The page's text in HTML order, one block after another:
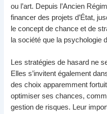
ou l’art. Depuis l’Ancien
financer des projets d’État,
le concept de chance et de
la société que la psychologie
Les stratégies de hasard ne
Elles s’invitent également
des choix apparemment
optimiser ses chances,
gestion de risques. Leur